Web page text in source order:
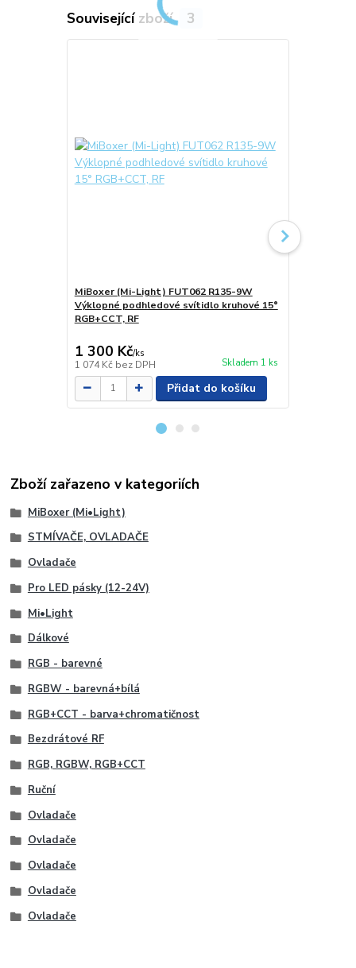
Související zboží 3
MiBoxer (Mi-Light) FUT062 R135-9W
Výklopné podhledové svítidlo kruhové 15°
RGB+CCT, RF
1 300 Kč/ks
1 074 Kč bez DPH Skladem 1 ks
Přidat do košíku
Zboží zařazeno v kategoriích
MiBoxer (Mi•Light)
STMÍVAČE, OVLADAČE
Ovladače
Pro LED pásky (12-24V)
Mi•Light
Dálkové
RGB - barevné
RGBW - barevná+bílá
RGB+CCT - barva+chromatičnost
Bezdrátové RF
RGB, RGBW, RGB+CCT
Ruční
Ovladače
Ovladače
Ovladače
Ovladače
Ovladače